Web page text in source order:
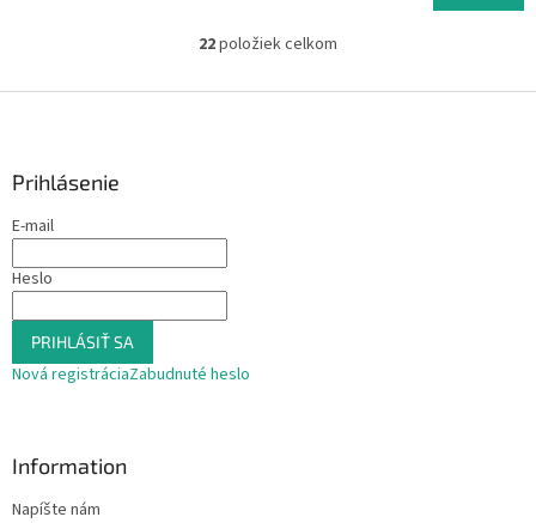
O
l
22položiek celkom
Prihlásenie
E-mail
Heslo
PRIHLÁSIŤ SA
Nová registráciaZabudnuté heslo
Information
Napíšte nám